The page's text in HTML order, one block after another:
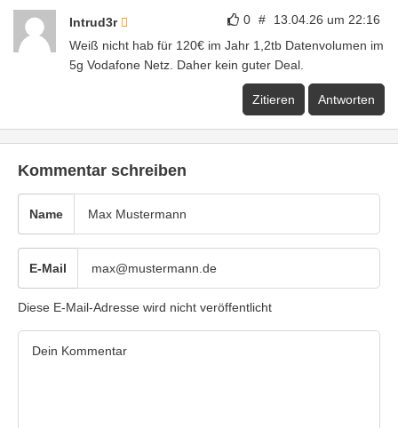
0 # 13.04.26 um 22:16
Intrud3r
Weiß nicht hab für 120€ im Jahr 1,2tb Datenvolumen im
5g Vodafone Netz. Daher kein guter Deal.
Zitieren Antworten
Kommentar schreiben
Name
E-Mail
Diese E-Mail-Adresse wird nicht veröffentlicht